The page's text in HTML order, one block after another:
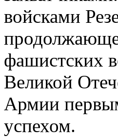
войсками
фашистских
Великой
Армии
успехом.